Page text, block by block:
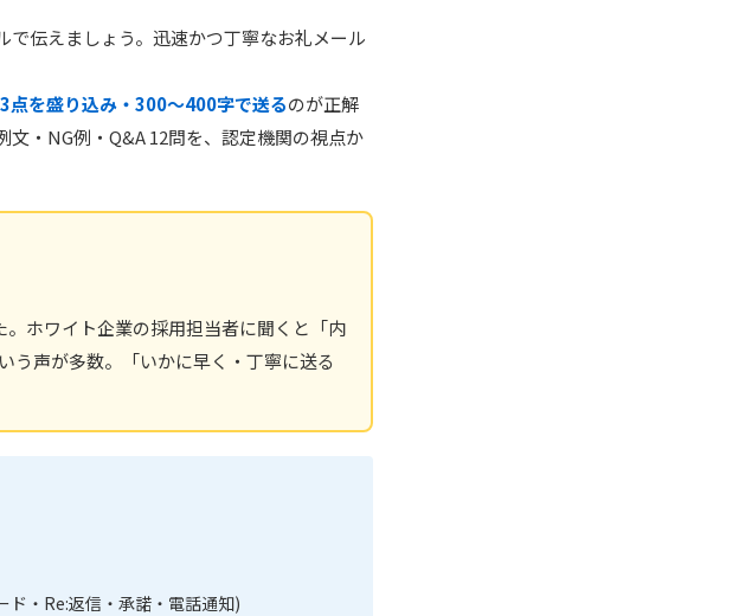
伝えましょう。迅速かつ丁寧なお礼メール
点を盛り込み・300〜400字で送るのが正解
・NG例・Q&A 12問を、認定機関の視点か
。ホワイト企業の採用担当者に聞くと「内
う声が多数。「いかに早く・丁寧に送る
ド・Re:返信・承諾・電話通知)